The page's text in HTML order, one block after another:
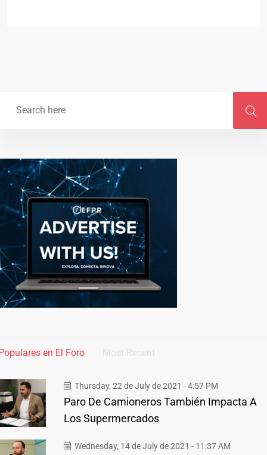
en El Foro Most Recent
Thursday, 22 de July de 2021 - 4:57 PM
Paro De Camioneros También Impacta A
Los Supermercados
Wednesday, 14 de July de 2021 - 11:37 AM